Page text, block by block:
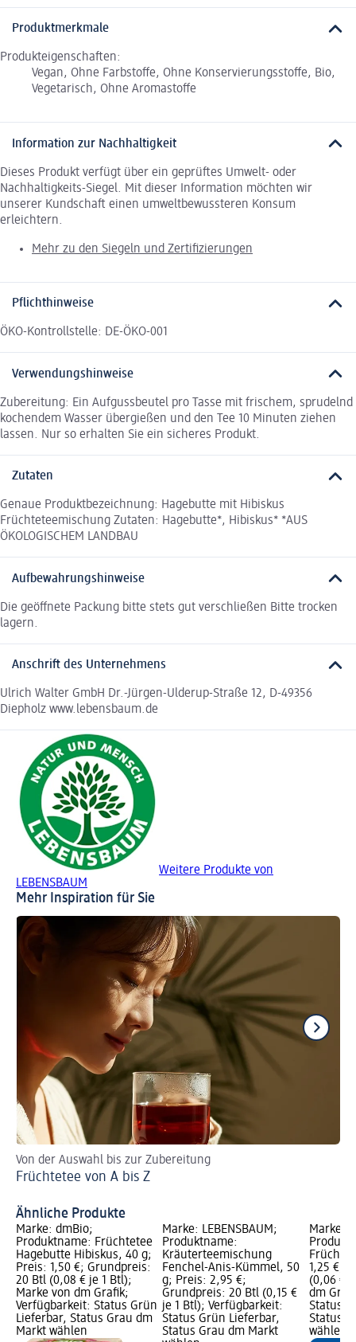
Produktmerkmale
Produkteigenschaften:
Vegan, Ohne Farbstoffe, Ohne Konservierungsstoffe, Bio,
Vegetarisch, Ohne Aromastoffe
Information zur Nachhaltigkeit
Dieses Produkt verfügt über ein geprüftes Umwelt- oder
Nachhaltigkeits-Siegel. Mit dieser Information möchten wir
unserer Kundschaft einen umweltbewussteren Konsum
erleichtern.
Mehr zu den Siegeln und Zertifizierungen
Pflichthinweise
ÖKO-Kontrollstelle: DE-ÖKO-001
Verwendungshinweise
Zubereitung: Ein Aufgussbeutel pro Tasse mit frischem, sprudelnd
kochendem Wasser übergießen und den Tee 10 Minuten ziehen
lassen. Nur so erhalten Sie ein sicheres Produkt.
Zutaten
Genaue Produktbezeichnung: Hagebutte mit Hibiskus
Früchteteemischung Zutaten: Hagebutte*, Hibiskus* *AUS
ÖKOLOGISCHEM LANDBAU
Aufbewahrungshinweise
Die geöffnete Packung bitte stets gut verschließen Bitte trocken
lagern.
Anschrift des Unternehmens
Ulrich Walter GmbH Dr.-Jürgen-Ulderup-Straße 12, D-49356
Diepholz www.lebensbaum.de
Weitere Produkte von
LEBENSBAUM
Mehr Inspiration für Sie
Von der Auswahl bis zur Zubereitung
Früchtetee von A bis Z
Ähnliche Produkte
Marke: dmBio;
Produktname: Früchtetee
Hagebutte Hibiskus, 40 g;
Preis: 1,50 €; Grundpreis:
20 Btl (0,08 € je 1 Btl);
Marke von dm Grafik;
Verfügbarkeit: Status Grün
Lieferbar, Status Grau dm
Markt wählen
Marke: LEBENSBAUM;
Produktname:
Kräuterteemischung
Fenchel-Anis-Kümmel, 50
g; Preis: 2,95 €;
Grundpreis: 20 Btl (0,15 €
je 1 Btl); Verfügbarkeit:
Status Grün Lieferbar,
Status Grau dm Markt
Marke:
Früchte
1,25 €;
(0,06 €
dm
Status
Status
wählen